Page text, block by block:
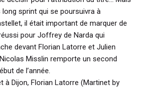
sprint qui se poursuivra à
il était important de marquer de
pour Joffrey de Narda qui
devant Florian Latorre et Julien
Nicolas Misslin remporte un second
de l’année.
à Dijon, Florian Latorre (Martinet by